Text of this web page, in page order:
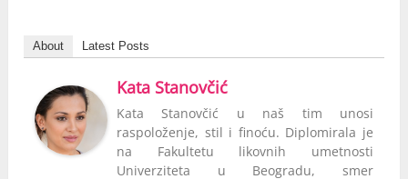
About Latest Posts
Kata Stanovčić
Kata Stanovčić u naš tim unosi
raspoloženje, stil i finoću. Diplomirala je
na Fakultetu likovnih umetnosti
Univerziteta u Beogradu, smer